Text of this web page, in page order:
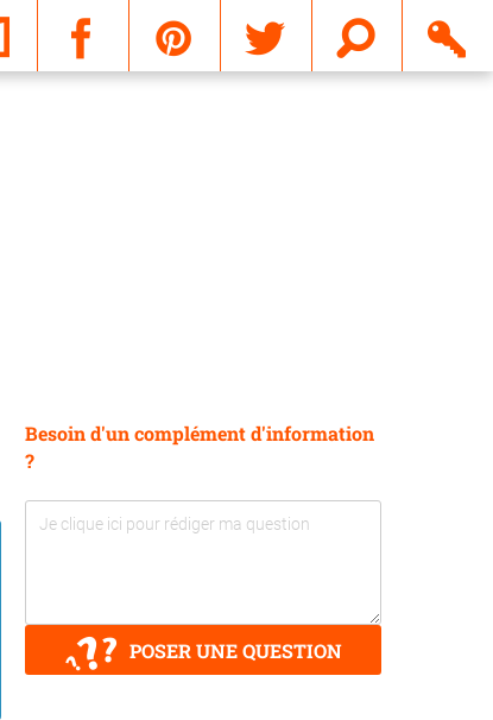
Besoin d'un complément d'information
?
POSER UNE QUESTION